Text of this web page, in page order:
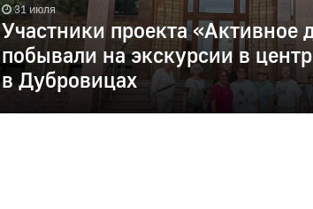
31 июля
Участники проекта «Активное
побывали на экскурсии в
в Дубровицах